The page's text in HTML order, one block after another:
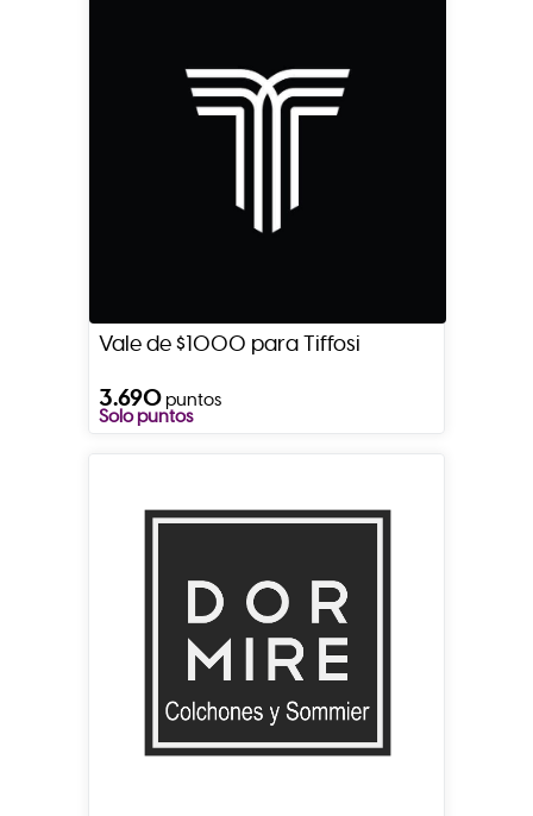
Vale de $1000 para Tiffosi
3.690puntos
Solo puntos